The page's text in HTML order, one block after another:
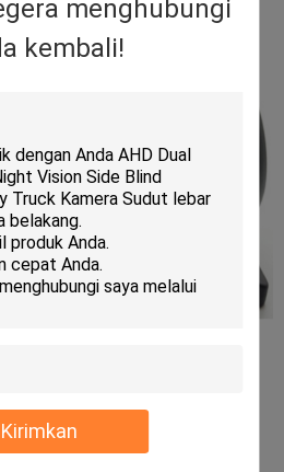
menghubungi
kembali!
Kirimkan